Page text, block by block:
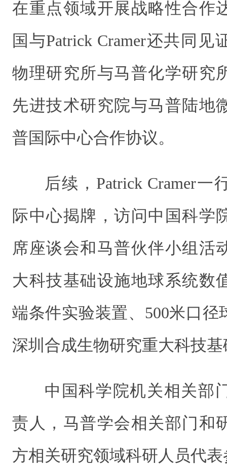
在重点领域开展战略性合作
国与Patrick Cramer还共同
物理研究所与马普化学研究
先进技术研究院与马普陆地
普国际中心合作协议。
后续，Patrick Cramer
际中心揭牌，访问中国科学
席座谈会和马普伙伴小组活
大科技基础设施地球系统数
端条件实验装置、500米口径
深圳合成生物研究重大科技
中国科学院机关相关部
责人，马普学会相关部门和
方相关研究领域科研人员代